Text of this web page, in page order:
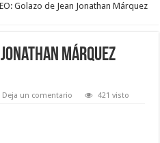
Golazo de Jean Jonathan Márquez
Jonathan Márquez
Deja un comentario 421 visto